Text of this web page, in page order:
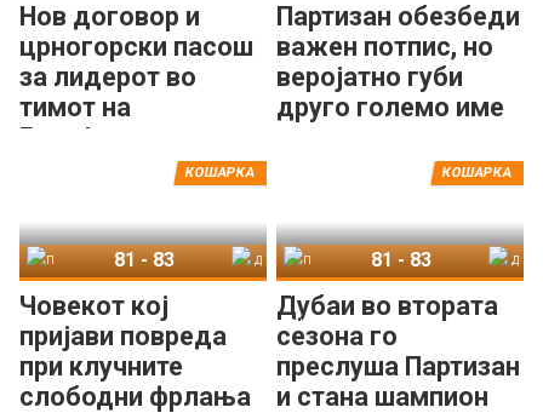
Нов договор и
црногорски пасош
за лидерот во
тимот на
Будуќност
Партизан обезбеди
важен потпис, но
веројатно губи
друго големо име
Човекот кој
пријави повреда
при клучните
слободни фрлања
КОШАРКА
81-83
Дубаи во втората
сезона го
преслуша Партизан
и стана шампион
КОШАРКА
81-83